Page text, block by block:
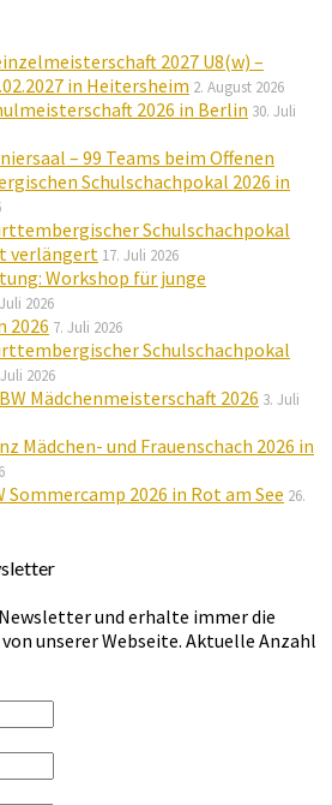
2027 U8(w) –
in Heitersheim 2. August 2026
2026 in Berlin 30. Juli
– 99 Teams beim Offenen
Schulschachpokal 2026 in
Schulschachpokal
verlängert 17. Juli 2026
Workshop für junge
2026
2026 7. Juli 2026
Schulschachpokal
2026
Mädchenmeisterschaft 2026 3. Juli
Mädchen- und Frauenschach 2026 in
Sommercamp 2026 in Rot am See 26.
und erhalte immer die
unserer Webseite. Aktuelle Anzahl